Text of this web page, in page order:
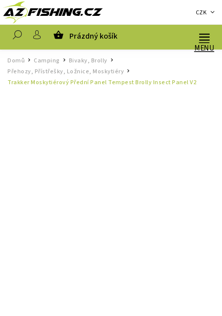
CZK
Prázdný košík
Domů / Camping Bivaky, Brolly
Přehozy, Přístřešky, Ložnice, Moskytiéry /
Trakker Moskytiérový Přední Panel Tempest Brolly Insect Panel V2